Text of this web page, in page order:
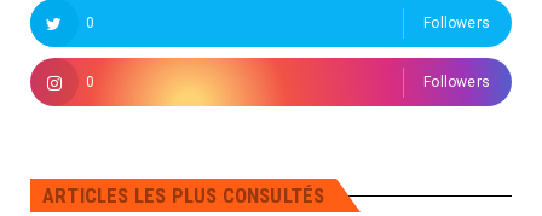
0 Followers
0 Followers
ARTICLES LES PLUS CONSULTÉS
doit réduire sa dépendance vis-à-vis des
géants technologiques américains et
asiatiques en développant ses propres
infrastructures et compétences en IA.
données est crucial pour maintenir la
confiance des citoyens et prévenir les